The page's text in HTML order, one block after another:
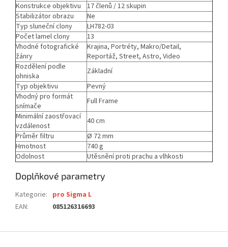
Konstrukce objektivu
17 členů / 12 skupin
Stabilizátor obrazu
Ne
Typ sluneční clony
LH782-03
Počet lamel clony
13
Vhodné fotografické
žánry
Krajina, Portréty, Makro/Detail,
Reportáž, Street, Astro, Video
Rozdělení podle
ohniska
Základní
Typ objektivu
Pevný
Vhodný pro formát
snímače
Full Frame
Minimální zaostřovací
vzdálenost
40 cm
Průměr filtru
Ø 72 mm
Hmotnost
740 g
Odolnost
Utěsnění proti prachu a vlhkosti
Doplňkové parametry
Kategorie: pro Sigma L
EAN: 085126316693